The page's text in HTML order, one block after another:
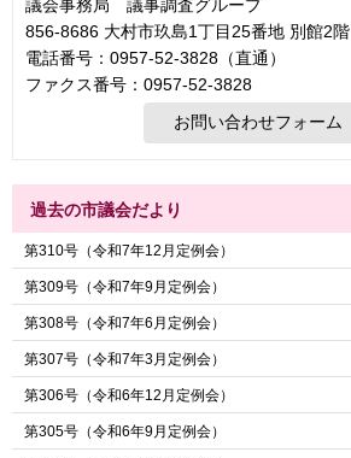
議会事務局 議事調査グループ
856-8686 大村市玖島1丁目25番地 別館2階
電話番号：0957-52-3828（直通）
ファクス番号：0957-52-3828
過去の市議会だより
第310号（令和7年12月定例会）
第309号（令和7年9月定例会）
第308号（令和7年6月定例会）
第307号（令和7年3月定例会）
第306号（令和6年12月定例会）
第305号（令和6年9月定例会）